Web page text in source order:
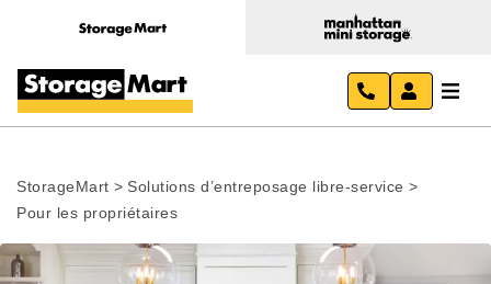
StorageMart > Solutions d’entreposage libre-service >
Pour les propriétaires